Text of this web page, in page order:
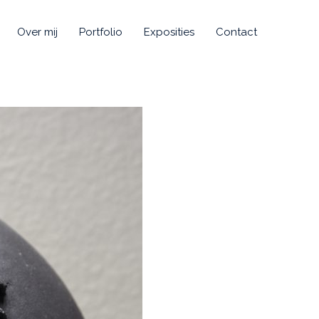
Over mij Portfolio Exposities Contact